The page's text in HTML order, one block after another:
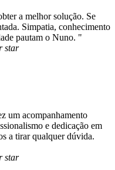
a melhor solução. Se
Simpatia, conhecimento
pautam o Nuno. "
star
um acompanhamento
e dedicação em
a tirar qualquer dúvida.
star